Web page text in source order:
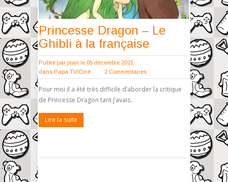
Princesse Dragon – Le
Ghibli à la française
Publié par jean le 05 décembre 2021
dans Papa TV/Ciné 2 Commentaires
Pour moi il a été très difficile d’aborder la critique
de Princesse Dragon tant j’avais..
Lire la suite